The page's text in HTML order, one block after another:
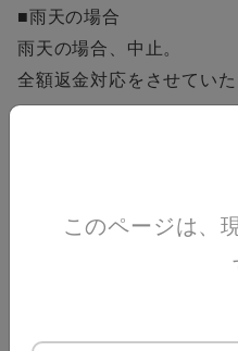
■雨天の場合
雨天の場合、中止。
全額返金対応をさせていた
申込期間 2026/4/
開催日時
このページは、